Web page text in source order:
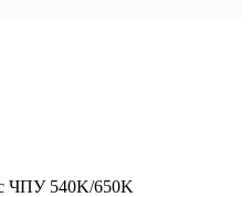
ЧПУ 540K/650K